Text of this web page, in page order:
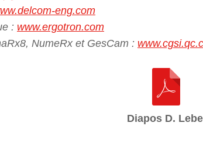
eng.com
: www.ergotron.com
NumeRx et GesCam :
Diapos D.